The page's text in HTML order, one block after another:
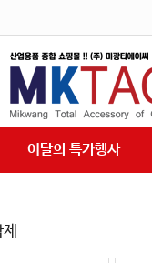
이달의 특가행사